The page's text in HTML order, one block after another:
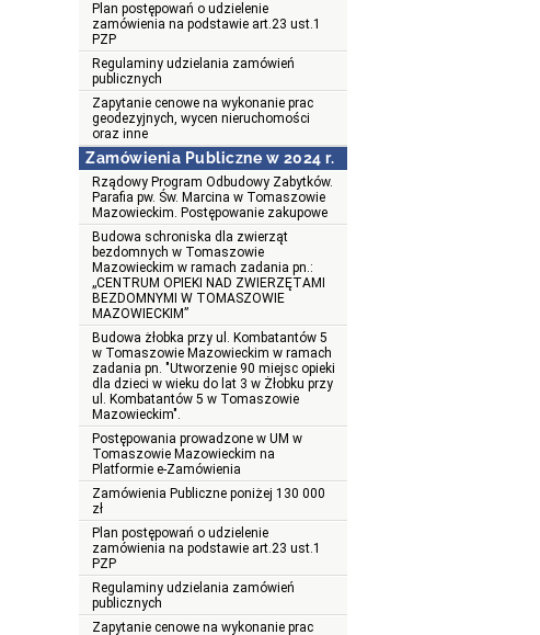
Plan postępowań o udzielenie
zamówienia na podstawie art.23 ust.1
PZP
Regulaminy udzielania zamówień
publicznych
Zapytanie cenowe na wykonanie prac
geodezyjnych, wycen nieruchomości
oraz inne
Zamówienia Publiczne w 2024 r.
Rządowy Program Odbudowy Zabytków.
Parafia pw. Św. Marcina w Tomaszowie
Mazowieckim. Postępowanie zakupowe
Budowa schroniska dla zwierząt
bezdomnych w Tomaszowie
Mazowieckim w ramach zadania pn.:
„CENTRUM OPIEKI NAD ZWIERZĘTAMI
BEZDOMNYMI W TOMASZOWIE
MAZOWIECKIM”
Budowa żłobka przy ul. Kombatantów 5
w Tomaszowie Mazowieckim w ramach
zadania pn. "Utworzenie 90 miejsc opieki
dla dzieci w wieku do lat 3 w Żłobku przy
ul. Kombatantów 5 w Tomaszowie
Mazowieckim".
Postępowania prowadzone w UM w
Tomaszowie Mazowieckim na
Platformie e-Zamówienia
Zamówienia Publiczne poniżej 130 000
zł
Plan postępowań o udzielenie
zamówienia na podstawie art.23 ust.1
PZP
Regulaminy udzielania zamówień
publicznych
Zapytanie cenowe na wykonanie prac